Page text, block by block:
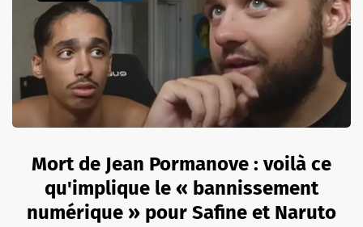
Mort de Jean Pormanove : voilà ce
qu'implique le « bannissement
numérique » pour Safine et Naruto